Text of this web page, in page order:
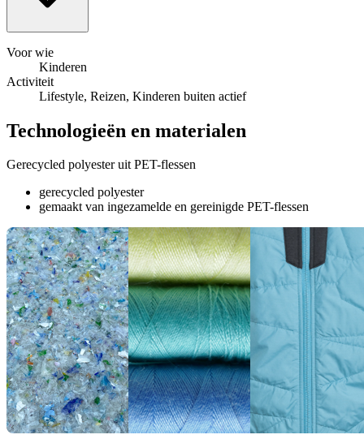
Voor wie
Kinderen
Activiteit
Lifestyle, Reizen, Kinderen buiten actief
Technologieën en materialen
Gerecycled polyester uit PET-flessen
gerecycled polyester
gemaakt van ingezamelde en gereinigde PET-flessen